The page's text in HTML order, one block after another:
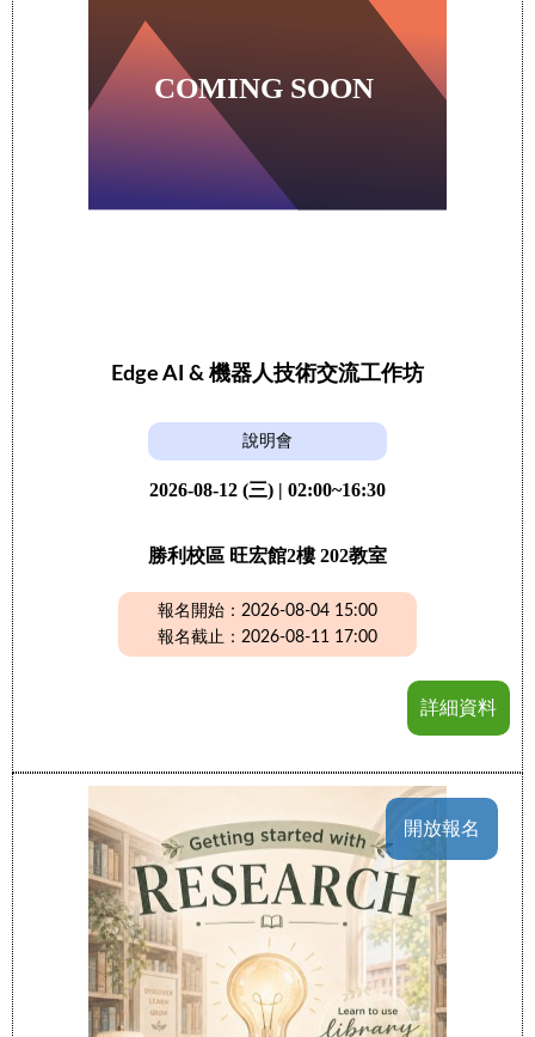
Edge AI & 機器人技術交流工作坊
說明會
2026-08-12 (三) | 02:00~16:30
勝利校區 旺宏館2樓 202教室
報名開始：2026-08-04 15:00
報名截止：2026-08-11 17:00
詳細資料
開放報名